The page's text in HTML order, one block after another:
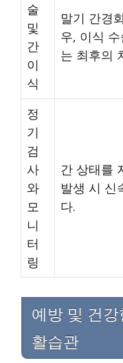
술
및
간
이
식
말기 간경
우, 이식
는 최후의
정
기
검
사
와
모
니
터
링
간 상태를
발생 시 신
다.
예방 및 건
활습관